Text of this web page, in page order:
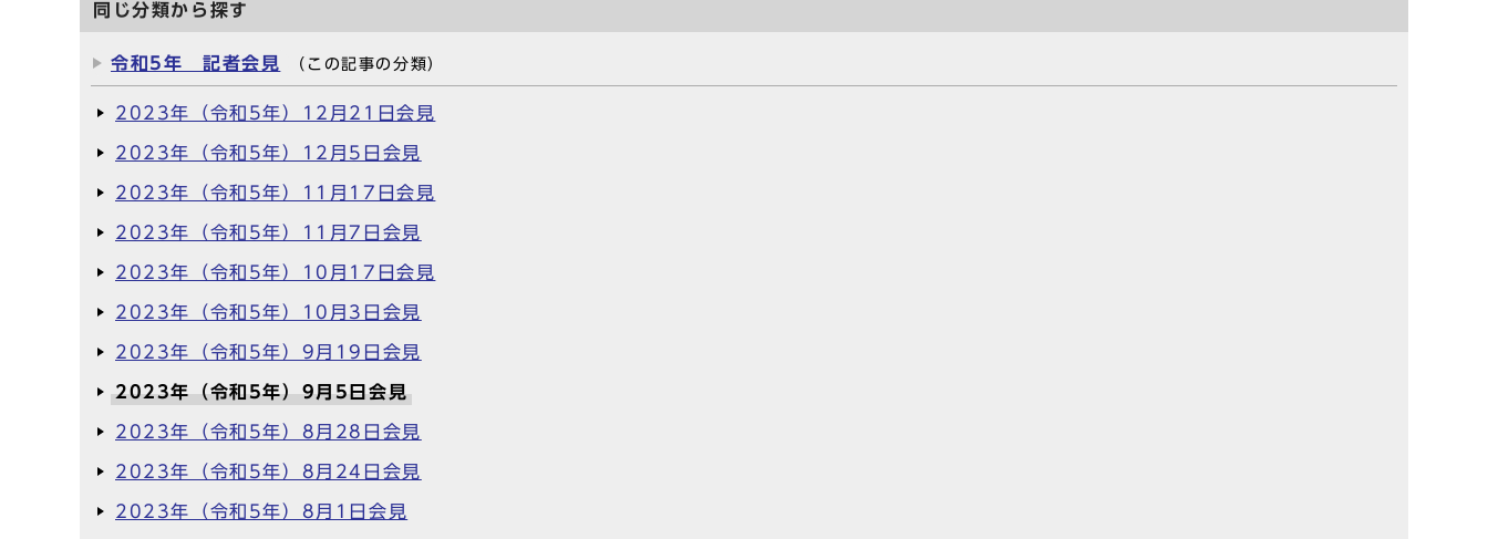
同じ分類から探す
令和5年 記者会見 （この記事の分類）
2023年（令和5年）12月21日会見
2023年（令和5年）12月5日会見
2023年（令和5年）11月17日会見
2023年（令和5年）11月7日会見
2023年（令和5年）10月17日会見
2023年（令和5年）10月3日会見
2023年（令和5年）9月19日会見
2023年（令和5年）9月5日会見
2023年（令和5年）8月28日会見
2023年（令和5年）8月24日会見
2023年（令和5年）8月1日会見